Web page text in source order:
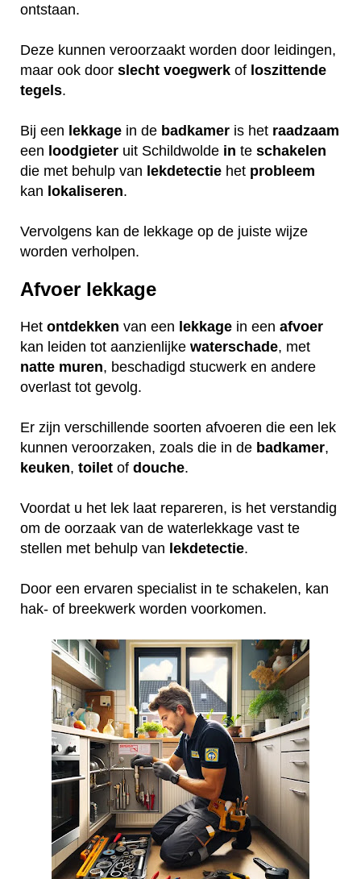
ontstaan.
Deze kunnen veroorzaakt worden door leidingen,
maar ook door slecht voegwerk of loszittende
tegels.
Bij een lekkage in de badkamer is het raadzaam
een loodgieter uit Schildwolde in te schakelen
die met behulp van lekdetectie het probleem
kan lokaliseren.
Vervolgens kan de lekkage op de juiste wijze
worden verholpen.
Afvoer lekkage
Het ontdekken van een lekkage in een afvoer
kan leiden tot aanzienlijke waterschade, met
natte muren, beschadigd stucwerk en andere
overlast tot gevolg.
Er zijn verschillende soorten afvoeren die een lek
kunnen veroorzaken, zoals die in de badkamer,
keuken, toilet of douche.
Voordat u het lek laat repareren, is het verstandig
om de oorzaak van de waterlekkage vast te
stellen met behulp van lekdetectie.
Door een ervaren specialist in te schakelen, kan
hak- of breekwerk worden voorkomen.